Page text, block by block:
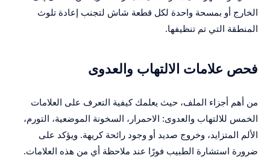
الخارج أو بمسحة واحدة لكل قطعة شاش لتجنب إعادة تلوث
المنطقة التي تم تنظيفها.
فحص علامات الالتهاب والعدوى
من أهم أجزاء الملف، حيث يعلمك كيفية التعرف على العلامات
الخمس للالتهاب والعدوى: الاحمرار، السخونة الموضعية، التورم،
الألم المتزايد، وخروج صديد أو وجود رائحة كريهة. ويؤكد على
ضرورة استشارة الطبيب فورًا عند ملاحظة أي من هذه العلامات.